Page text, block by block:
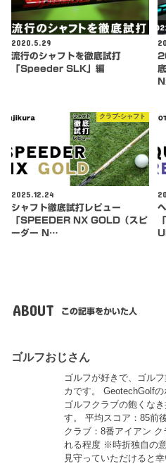
2020.5.29
流行のシャフトを徹底試打
「Speeder SLK」編
クラブ-シャフト
2025.12.24
シャフト徹底試打レビュー
「SPEEDER NX GOLD（スピ
ーダー N…
ABOUT この記事をかいた人
ゴルフおじさん
ゴルフが好きで、ゴル
カです。 GeotechGolfの
ゴルフクラブの飽くな
す。 平均スコア：85前
クラブ：8番アイアン
れる程度 ※時折独自の
見守っていただけると幸